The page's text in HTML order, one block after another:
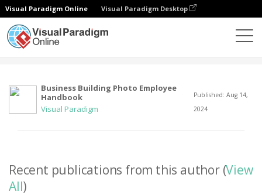
Visual Paradigm Online Visual Paradigm Desktop
Business Building Photo Employee
Handbook
Visual Paradigm
Published: Aug 14,
2024
Recent publications from this author (View
All)